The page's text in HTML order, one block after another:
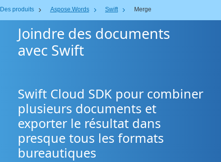
Des produits Aspose.Words Swift Merge
Joindre des documents
avec Swift
Swift Cloud SDK pour combiner
plusieurs documents et
exporter le résultat dans
presque tous les formats
bureautiques